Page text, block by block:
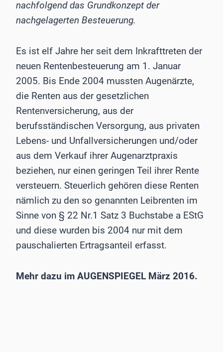
nachfolgend das Grundkonzept der
nachgelagerten Besteuerung.
Es ist elf Jahre her seit dem Inkrafttreten der
neuen Rentenbesteuerung am 1. Januar
2005. Bis Ende 2004 mussten Augenärzte,
die Renten aus der gesetzlichen
Rentenversicherung, aus der
berufsständischen Versorgung, aus privaten
Lebens- und Unfallversicherungen und/oder
aus dem Verkauf ihrer Augenarztpraxis
beziehen, nur einen geringen Teil ihrer Rente
versteuern. Steuerlich gehören diese Renten
nämlich zu den so genannten Leibrenten im
Sinne von § 22 Nr.1 Satz 3 Buchstabe a EStG
und diese wurden bis 2004 nur mit dem
pauschalierten Ertragsanteil erfasst.
Mehr dazu im AUGENSPIEGEL März 2016.